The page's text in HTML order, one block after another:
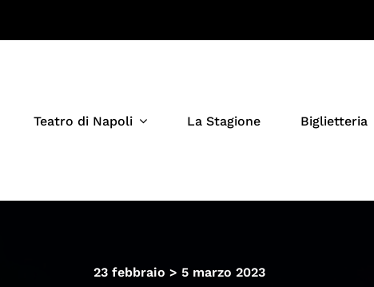
Teatro di Napoli La Stagione Biglietteria
23 febbraio > 5 marzo 2023